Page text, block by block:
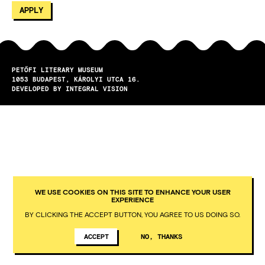
PETŐFI LITERARY MUSEUM
1053
BUDAPEST
KÁROLYI UTCA 16.
DEVELOPED BY INTEGRAL VISION
WE USE COOKIES ON THIS SITE TO ENHANCE YOUR USER
EXPERIENCE
BY CLICKING THE ACCEPT BUTTON, YOU AGREE TO US DOING SO.
ACCEPT NO, THANKS